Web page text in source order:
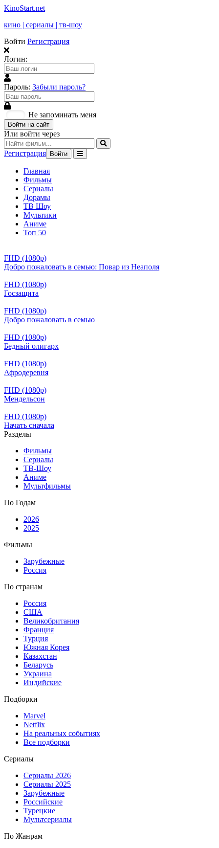
KinoStart.net
кино | сериалы | тв-шоу
Войти Регистрация
Логин:
Пароль: Забыли пароль?
Не запоминать меня
Войти на сайт
Или войти через
Регистрация Войти
Главная
Фильмы
Сериалы
Дорамы
ТВ Шоу
Мультики
Аниме
Топ 50
FHD (1080p)
Добро пожаловать в семью: Повар из Неаполя
FHD (1080p)
Госзащита
FHD (1080p)
Добро пожаловать в семью
FHD (1080p)
Бедный олигарх
FHD (1080p)
Афродеревня
FHD (1080p)
Мендельсон
FHD (1080p)
Начать сначала
Разделы
Фильмы
Сериалы
ТВ-Шоу
Аниме
Мультфильмы
По Годам
2026
2025
Фильмы
Зарубежные
Россия
По странам
Россия
США
Великобритания
Франция
Турция
Южная Корея
Казахстан
Беларусь
Украина
Индийские
Подборки
Marvel
Netflix
На реальных событиях
Все подборки
Сериалы
Сериалы 2026
Сериалы 2025
Зарубежные
Российские
Турецкие
Мультсериалы
По Жанрам